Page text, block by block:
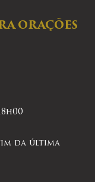
ORAÇÕES
da última